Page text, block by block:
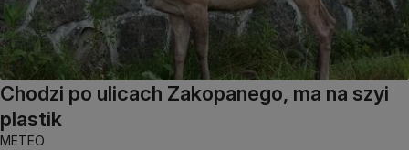
Chodzi po ulicach Zakopanego, ma na szyi
plastik
METEO